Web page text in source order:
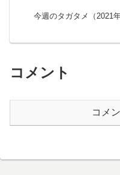
今週のタガタメ（2021
コメント
コメ